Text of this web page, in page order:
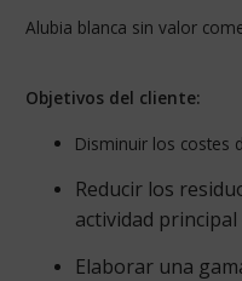
Alubia blanca sin valor
Objetivos del cliente:
Disminuir los costes
Reducir los
actividad
Elaborar una